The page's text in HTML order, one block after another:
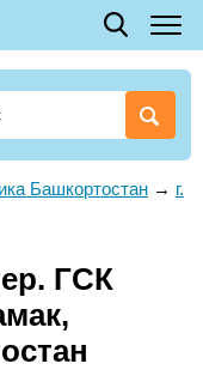
Башкортостан → г.
ГСК